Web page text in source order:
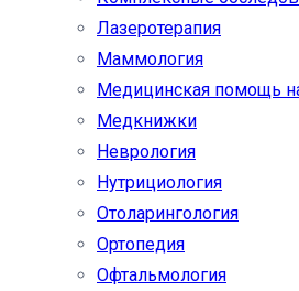
Лазеротерапия
Маммология
Медицинская помощь
Медкнижки
Неврология
Нутрициология
Отоларингология
Ортопедия
Офтальмология